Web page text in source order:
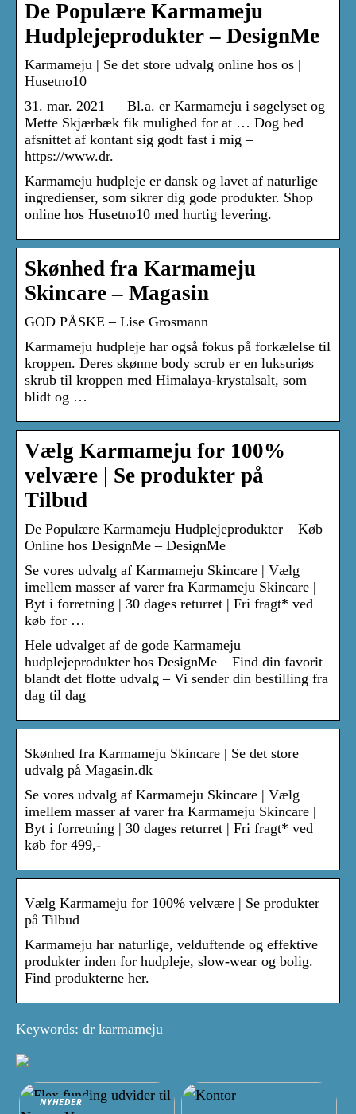
De Populære Karmameju
Hudplejeprodukter – DesignMe
Karmameju | Se det store udvalg online hos os |
Husetno10
31. mar. 2021 — Bl.a. er Karmameju i søgelyset og
Mette Skjærbæk fik mulighed for at … Dog bed
afsnittet af kontant sig godt fast i mig –
https://www.dr.
Karmameju hudpleje er dansk og lavet af naturlige
ingredienser, som sikrer dig gode produkter. Shop
online hos Husetno10 med hurtig levering.
Skønhed fra Karmameju
Skincare – Magasin
GOD PÅSKE – Lise Grosmann
Karmameju hudpleje har også fokus på forkælelse til
kroppen. Deres skønne body scrub er en luksuriøs
skrub til kroppen med Himalaya-krystalsalt, som
blidt og …
Vælg Karmameju for 100%
velvære | Se produkter på
Tilbud
De Populære Karmameju Hudplejeprodukter – Køb
Online hos DesignMe – DesignMe
Se vores udvalg af Karmameju Skincare | Vælg
imellem masser af varer fra Karmameju Skincare |
Byt i forretning | 30 dages returret | Fri fragt* ved
køb for …
Hele udvalget af de gode Karmameju
hudplejeprodukter hos DesignMe – Find din favorit
blandt det flotte udvalg – Vi sender din bestilling fra
dag til dag
Skønhed fra Karmameju Skincare | Se det store
udvalg på Magasin.dk
Se vores udvalg af Karmameju Skincare | Vælg
imellem masser af varer fra Karmameju Skincare |
Byt i forretning | 30 dages returret | Fri fragt* ved
køb for 499,-
Vælg Karmameju for 100% velvære | Se produkter
på Tilbud
Karmameju har naturlige, velduftende og effektive
produkter inden for hudpleje, slow-wear og bolig.
Find produkterne her.
Keywords: dr karmameju
NYHEDER